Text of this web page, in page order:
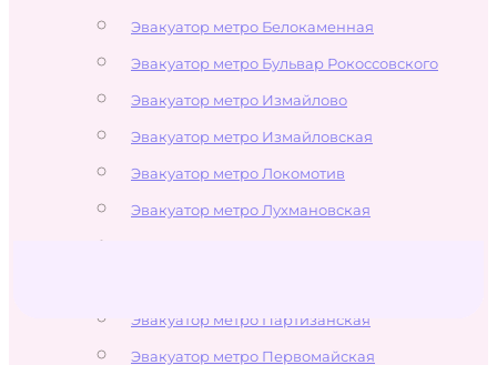
Эвакуатор метро Белокаменная
Эвакуатор метро Бульвар Рокоссовского
Эвакуатор метро Измайлово
Эвакуатор метро Измайловская
Эвакуатор метро Локомотив
Эвакуатор метро Лухмановская
Эвакуатор метро Партизанская
Эвакуатор метро Первомайская